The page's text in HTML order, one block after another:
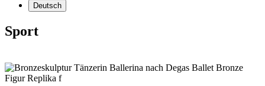
Deutsch
Sport